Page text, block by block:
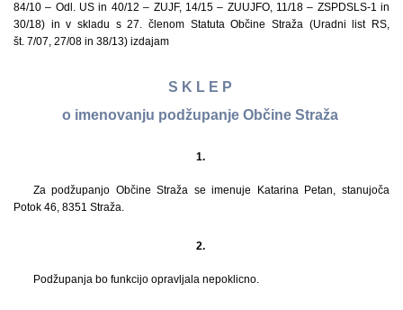
84/10 – Odl. US in 40/12 – ZUJF, 14/15 – ZUUJFO, 11/18 – ZSPDSLS-1 in
30/18) in v skladu s 27. členom Statuta Občine Straža (Uradni list RS,
št. 7/07, 27/08 in 38/13) izdajam
S K L E P
o imenovanju podžupanje Občine Straža
1.
Za podžupanjo Občine Straža se imenuje Katarina Petan, stanujoča
Potok 46, 8351 Straža.
2.
Podžupanja bo funkcijo opravljala nepoklicno.